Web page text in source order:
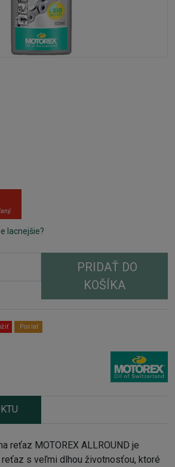
lacnejšie?
PRIDAŤ DO
KOŠÍKA
Poslať
reťaz MOTOREX ALLROUND je
s veľmi dlhou životnosťou, ktoré